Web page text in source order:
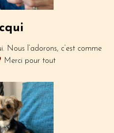
Nous l’adorons, c’est comme
Merci pour tout